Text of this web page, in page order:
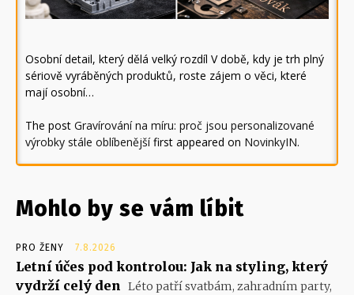
Osobní detail, který dělá velký rozdíl V době, kdy je trh plný
sériově vyráběných produktů, roste zájem o věci, které
mají osobní…
The post Gravírování na míru: proč jsou personalizované
výrobky stále oblíbenějšífirst appeared on NovinkyIN.
Mohlo by se vám líbit
PRO ŽENY 7.8.2026
Letní účes pod kontrolou: Jak na styling, který
vydrží celý den Léto patří svatbám, zahradním party,